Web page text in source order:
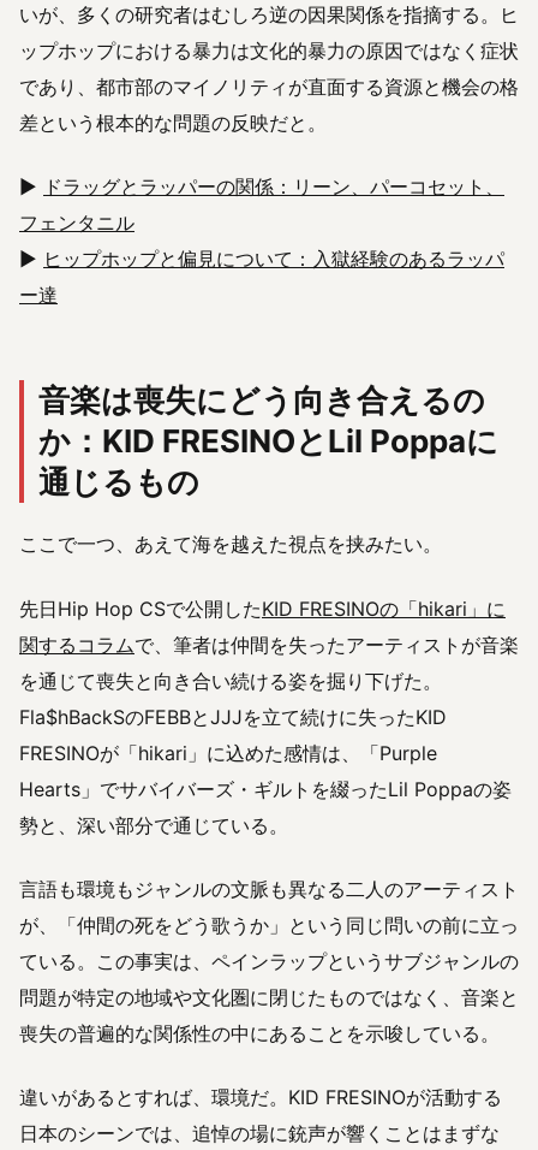
いが、多くの研究者はむしろ逆の因果関係を指摘する。ヒ
ップホップにおける暴力は文化的暴力の原因ではなく症状
であり、都市部のマイノリティが直面する資源と機会の格
差という根本的な問題の反映だと。
▶ ドラッグとラッパーの関係：リーン、パーコセット、
フェンタニル
▶ ヒップホップと偏見について：入獄経験のあるラッパ
ー達
音楽は喪失にどう向き合えるの
か：KID FRESINOとLil Poppaに
通じるもの
ここで一つ、あえて海を越えた視点を挟みたい。
先日Hip Hop CSで公開したKID FRESINOの「hikari」に
関するコラムで、筆者は仲間を失ったアーティストが音楽
を通じて喪失と向き合い続ける姿を掘り下げた。
Fla$hBackSのFEBBとJJJを立て続けに失ったKID
FRESINOが「hikari」に込めた感情は、「Purple
Hearts」でサバイバーズ・ギルトを綴ったLil Poppaの姿
勢と、深い部分で通じている。
言語も環境もジャンルの文脈も異なる二人のアーティスト
が、「仲間の死をどう歌うか」という同じ問いの前に立っ
ている。この事実は、ペインラップというサブジャンルの
問題が特定の地域や文化圏に閉じたものではなく、音楽と
喪失の普遍的な関係性の中にあることを示唆している。
違いがあるとすれば、環境だ。KID FRESINOが活動する
日本のシーンでは、追悼の場に銃声が響くことはまずな